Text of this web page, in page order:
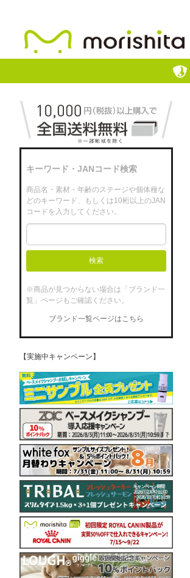
キーワード・JANコード検索
商品名・素材・年齢のステージや個体種な
どのキーワード、もしくは10桁以上のJAN
コードを入力してください。
検索
※商品が見つからない場合は「ブランド一
覧」ページもご確認ください。
ブランド一覧ページはこちら
【実施中キャンペーン】